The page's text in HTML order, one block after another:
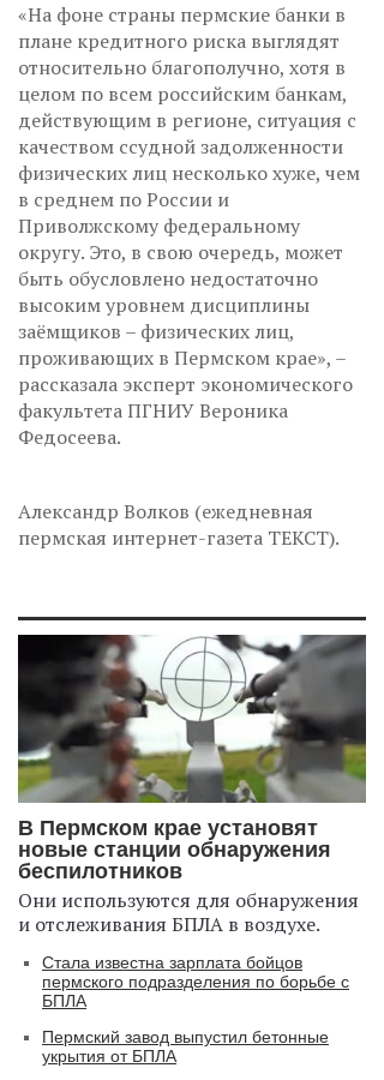
«На фоне страны пермские банки в
плане кредитного риска выглядят
относительно благополучно, хотя в
целом по всем российским банкам,
действующим в регионе, ситуация с
качеством ссудной задолженности
физических лиц несколько хуже, чем
в среднем по России и
Приволжскому федеральному
округу. Это, в свою очередь, может
быть обусловлено недостаточно
высоким уровнем дисциплины
заёмщиков – физических лиц,
проживающих в Пермском крае», –
рассказала эксперт экономического
факультета ПГНИУ Вероника
Федосеева.
Александр Волков (ежедневная
пермская интернет-газета ТЕКСТ).
В Пермском крае установят
новые станции обнаружения
беспилотников
Они используются для обнаружения
и отслеживания БПЛА в воздухе.
Стала известна зарплата бойцов
пермского подразделения по борьбе с
БПЛА
Пермский завод выпустил бетонные
укрытия от БПЛА